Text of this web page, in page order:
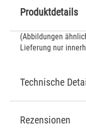
Produktdetails
(Abbildungen
Lieferung nur
Technische
Rezensionen